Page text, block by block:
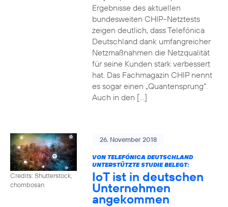
Ergebnisse des aktuellen
bundesweiten CHIP-Netztests
zeigen deutlich, dass Telefónica
Deutschland dank umfangreicher
Netzmaßnahmen die Netzqualität
für seine Kunden stark verbessert
hat. Das Fachmagazin CHIP nennt
es sogar einen „Quantensprung“.
Auch in den […]
Credits: Shutterstock,
chombosan
26. November 2018
VON TELEFÓNICA DEUTSCHLAND
UNTERSTÜTZTE STUDIE BELEGT:
IoT ist in deutschen
Unternehmen
angekommen